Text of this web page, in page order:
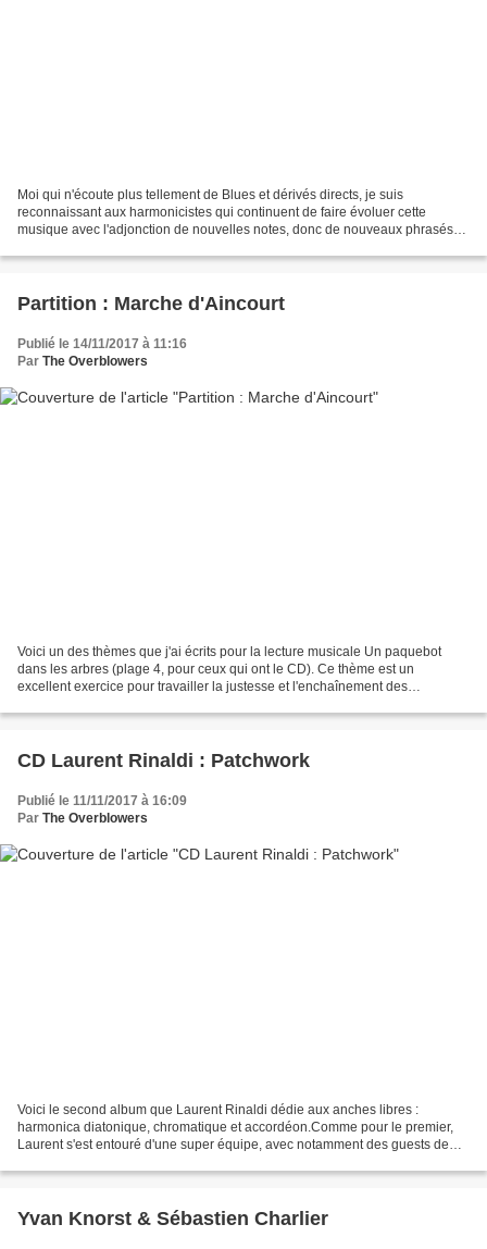
Moi qui n'écoute plus tellement de Blues et dérivés directs, je suis
reconnaissant aux harmonicistes qui continuent de faire évoluer cette
musique avec l'adjonction de nouvelles notes, donc de nouveaux phrasés
Partition : Marche d'Aincourt
Publié le 14/11/2017 à 11:16
Par The Overblowers
Voici un des thèmes que j'ai écrits pour la lecture musicale Un paquebot
dans les arbres (plage 4, pour ceux qui ont le CD). Ce thème est un
excellent exercice pour travailler la justesse et l'enchaînement des
CD Laurent Rinaldi : Patchwork
Publié le 11/11/2017 à 16:09
Par The Overblowers
Voici le second album que Laurent Rinaldi dédie aux anches libres :
harmonica diatonique, chromatique et accordéon.Comme pour le premier,
Laurent s'est entouré d'une super équipe, avec notamment des guests de
Yvan Knorst & Sébastien Charlier